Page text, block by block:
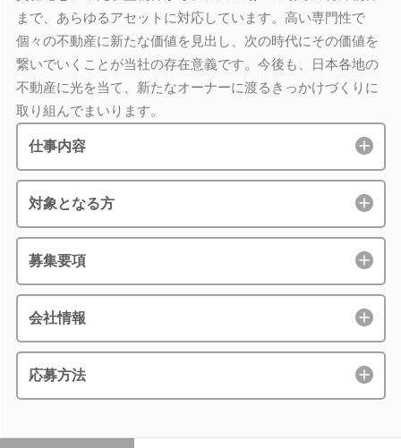
まで、あらゆるアセットに対応しています。高い専門性で
個々の不動産に新たな価値を見出し、次の時代にその価値を
繋いでいくことが当社の存在意義です。今後も、日本各地の
不動産に光を当て、新たなオーナーに渡るきっかけづくりに
取り組んでまいります。
仕事内容
対象となる方
募集要項
会社情報
応募方法